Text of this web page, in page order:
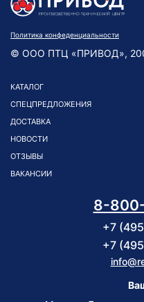
Политика конфеденциальности
© ООО ПТЦ «ПРИВОД»,
КАТАЛОГ
СПЕЦПРЕДЛОЖЕНИЯ
ДОСТАВКА
НОВОСТИ
ОТЗЫВЫ
ВАКАНСИИ
8-
+7
+7